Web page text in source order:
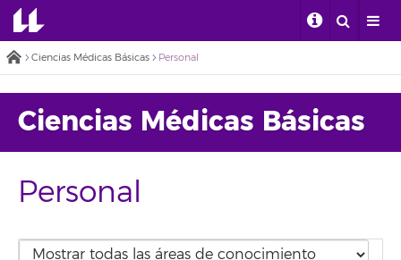
Ciencias Médicas Básicas Personal
Ciencias Médicas Básicas
Personal